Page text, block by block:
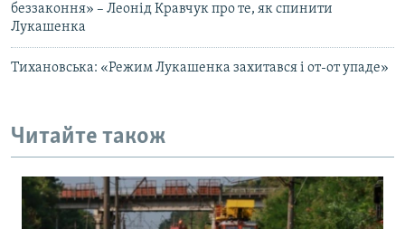
беззаконня» – Леонід Кравчук про те, як спинити
Лукашенка
Тихановська: «Режим Лукашенка захитався і от-от упаде»
Читайте також